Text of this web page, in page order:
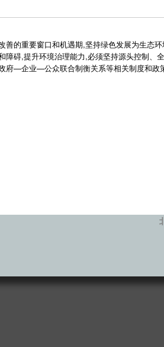
善的重要窗口和机遇期,坚持绿色发展为生态
障碍,提升环境治理能力,必须坚持源头控制、
府—企业—公众联合制衡关系等相关制度和政